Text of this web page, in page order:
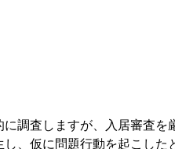
調査しますが、入居審査を
、 仮に問題行動を起こした